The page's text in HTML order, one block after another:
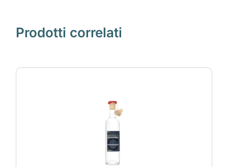
Prodotti correlati